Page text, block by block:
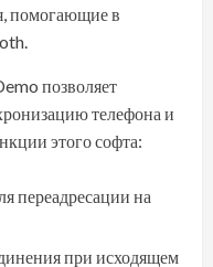
помогающие в
позволяет
телефона и
этого софта:
переадресации на
при исходящем